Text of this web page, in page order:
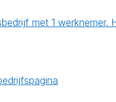
met 1